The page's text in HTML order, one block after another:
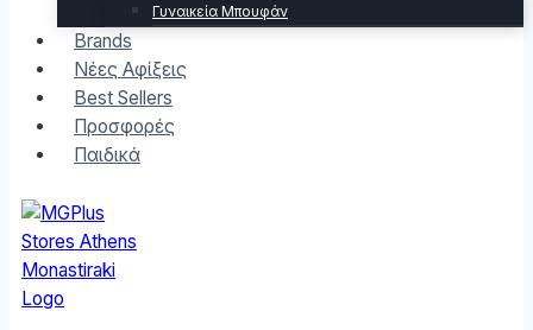
Γυναικεία Μπουφάν
Brands
Νέες Αφίξεις
Best Sellers
Προσφορές
Παιδικά